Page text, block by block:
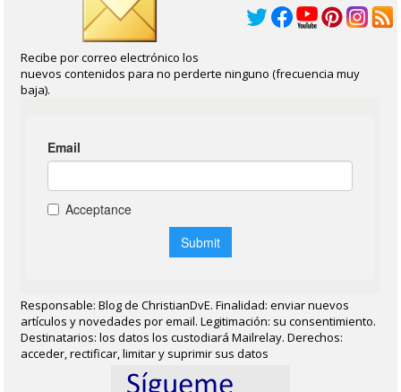
Recibe por correo electrónico los
nuevos contenidos para no perderte ninguno (frecuencia muy
baja).
Responsable: Blog de ChristianDvE. Finalidad: enviar nuevos
artículos y novedades por email. Legitimación: su consentimiento.
Destinatarios: los datos los custodiará Mailrelay. Derechos:
acceder, rectificar, limitar y suprimir sus datos